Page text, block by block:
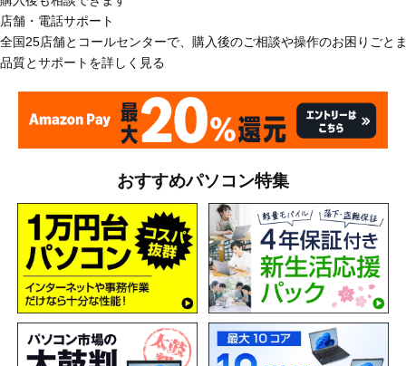
店舗・電話サポート
全国25店舗とコールセンターで、購入後のご相談や操作のお困りごと
品質とサポートを詳しく見る
おすすめパソコン特集